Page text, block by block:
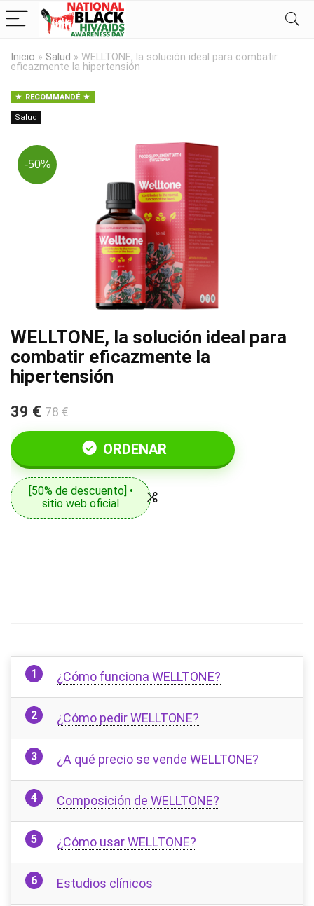
Inicio » Salud » WELLTONE, la solución ideal para combatir
eficazmente la hipertensión
RECOMMANDÉ
Salud
-50%
WELLTONE, la solución ideal para
combatir eficazmente la
hipertensión
39 € 78 €
ORDENAR
[50% de descuento] •
sitio web oficial
¿Cómo funciona WELLTONE?
¿Cómo pedir WELLTONE?
¿A qué precio se vende WELLTONE?
Composición de WELLTONE?
¿Cómo usar WELLTONE?
Estudios clínicos